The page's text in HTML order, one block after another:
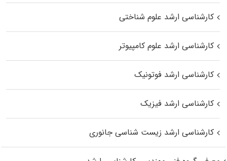
کارشناسی ارشد علوم شناختی
کارشناسی ارشد علوم کامپیوتر
کارشناسی ارشد فوتونیک
کارشناسی ارشد فیزیک
کارشناسی ارشد زیست‌ شناسی جانوری